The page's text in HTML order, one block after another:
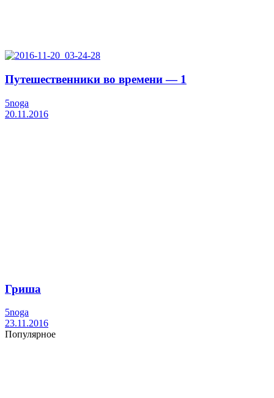
Путешественники во времени — 1
5noga
20.11.2016
Гриша
5noga
23.11.2016
Популярное